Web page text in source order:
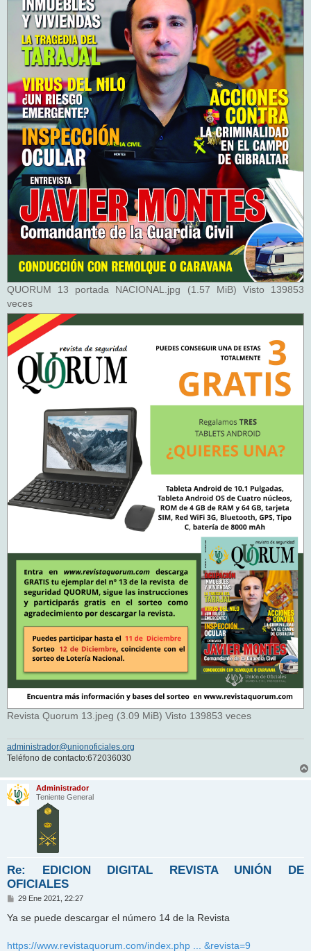
QUORUM 13 portada NACIONAL.jpg (1.57 MiB) Visto 139853
veces
Revista Quorum 13.jpeg (3.09 MiB) Visto 139853 veces
administrador@unionoficiales.org
Teléfono de contacto:672036030
Administrador
Teniente General
Re: EDICION DIGITAL REVISTA UNIÓN DE
OFICIALES
M
n
j
29 Ene 2021, 22:27
Ya se puede descargar el número 14 de la Revista
https://www.revistaquorum.com/index.php ... &revista=9